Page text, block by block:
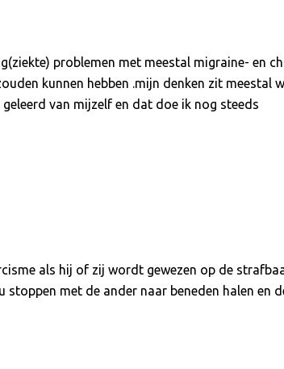
problemen met meestal migraine- en
kunnen hebben .mijn denken zit
van mijzelf en dat doe ik nog steeds
als hij of zij wordt gewezen op de
stoppen met de ander naar beneden halen en